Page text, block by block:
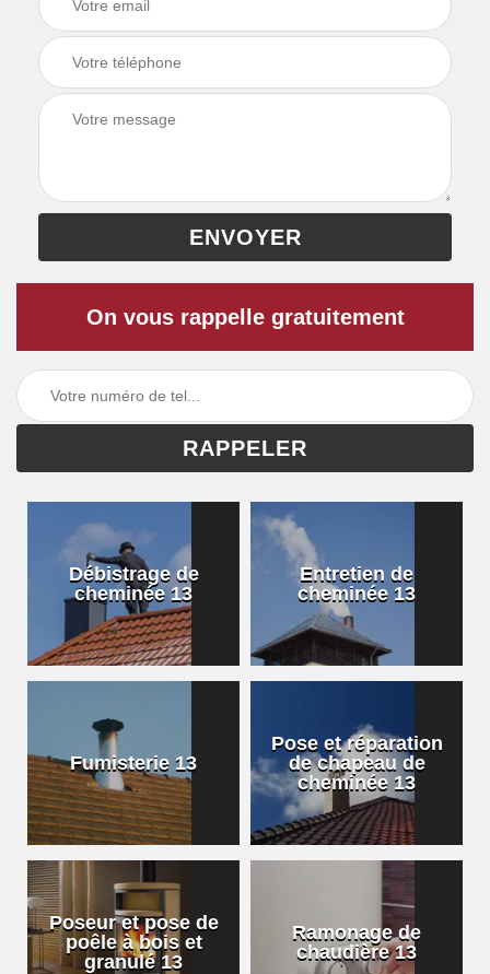
On vous rappelle gratuitement
Débistrage de
cheminée 13
Entretien de
cheminée 13
Fumisterie 13
Pose et réparation
de chapeau de
cheminée 13
Poseur et pose de
poêle à bois et
granulé 13
Ramonage de
chaudière 13